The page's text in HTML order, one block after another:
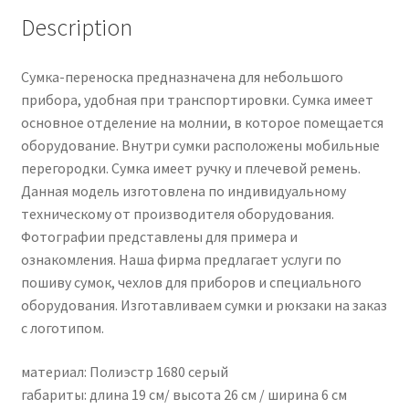
Description
Сумка-переноска предназначена для небольшого
прибора, удобная при транспортировки. Сумка имеет
основное отделение на молнии, в которое помещается
оборудование. Внутри сумки расположены мобильные
перегородки. Сумка имеет ручку и плечевой ремень.
Данная модель изготовлена по индивидуальному
техническому от производителя оборудования.
Фотографии представлены для примера и
ознакомления. Наша фирма предлагает услуги по
пошиву сумок, чехлов для приборов и специального
оборудования. Изготавливаем сумки и рюкзаки на заказ
с логотипом.
материал: Полиэстр 1680 серый
габариты: длина 19 см/ высота 26 см / ширина 6 см